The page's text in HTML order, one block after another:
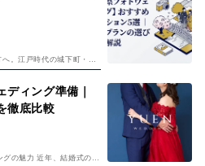
。江戸時代の城下町・角
半島の海と神社、秋田市
スポットは多彩です。本
ィング準備｜
徹底比較
の魅力 近年、結婚式のス